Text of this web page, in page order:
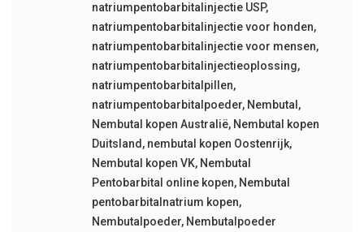
natriumpentobarbitalinjectie USP,
natriumpentobarbitalinjectie voor honden,
natriumpentobarbitalinjectie voor mensen,
natriumpentobarbitalinjectieoplossing,
natriumpentobarbitalpillen,
natriumpentobarbitalpoeder, Nembutal ,
Nembutal kopen Australië, Nembutal kopen
Duitsland , nembutal kopen Oostenrijk,
Nembutal kopen VK, Nembutal
Pentobarbital online kopen, Nembutal
pentobarbitalnatrium kopen,
Nembutalpoeder, Nembutalpoeder